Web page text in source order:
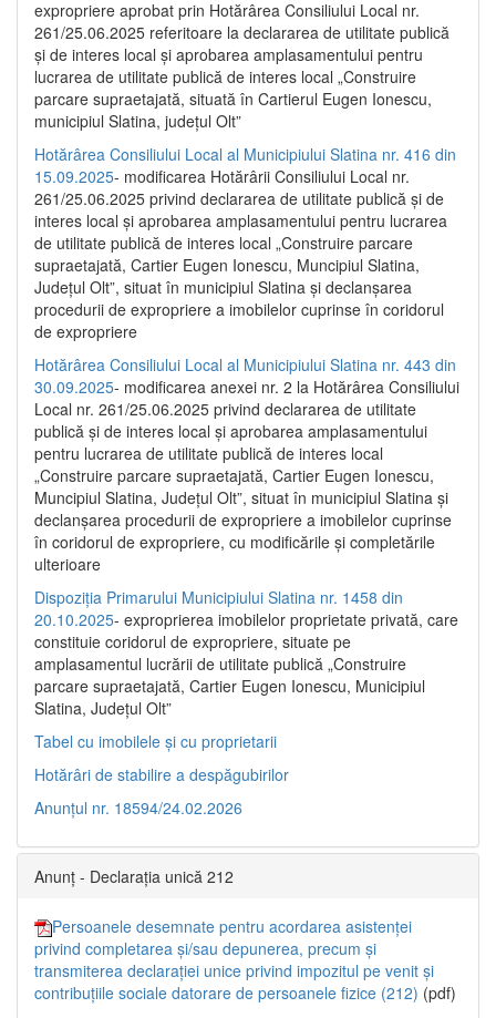
expropriere aprobat prin Hotărârea Consiliului Local nr.
261/25.06.2025 referitoare la declararea de utilitate publică
și de interes local și aprobarea amplasamentului pentru
lucrarea de utilitate publică de interes local „Construire
parcare supraetajată, situată în Cartierul Eugen Ionescu,
municipiul Slatina, județul Olt”
Hotărârea Consiliului Local al Municipiului Slatina nr. 416 din
15.09.2025- modificarea Hotărârii Consiliului Local nr.
261/25.06.2025 privind declararea de utilitate publică și de
interes local și aprobarea amplasamentului pentru lucrarea
de utilitate publică de interes local „Construire parcare
supraetajată, Cartier Eugen Ionescu, Muncipiul Slatina,
Județul Olt”, situat în municipiul Slatina și declanșarea
procedurii de expropriere a imobilelor cuprinse în coridorul
de expropriere
Hotărârea Consiliului Local al Municipiului Slatina nr. 443 din
30.09.2025- modificarea anexei nr. 2 la Hotărârea Consiliului
Local nr. 261/25.06.2025 privind declararea de utilitate
publică şi de interes local şi aprobarea amplasamentului
pentru lucrarea de utilitate publică de interes local
„Construire parcare supraetajată, Cartier Eugen Ionescu,
Muncipiul Slatina, Judeţul Olt”, situat în municipiul Slatina şi
declanşarea procedurii de expropriere a imobilelor cuprinse
în coridorul de expropriere, cu modificările şi completările
ulterioare
Dispoziția Primarului Municipiului Slatina nr. 1458 din
20.10.2025- exproprierea imobilelor proprietate privată, care
constituie coridorul de expropriere, situate pe
amplasamentul lucrării de utilitate publică „Construire
parcare supraetajată, Cartier Eugen Ionescu, Municipiul
Slatina, Județul Olt”
Tabel cu imobilele și cu proprietarii
Hotărâri de stabilire a despăgubirilor
Anunțul nr. 18594/24.02.2026
Anunț - Declarația unică 212
Persoanele desemnate pentru acordarea asistenței
privind completarea și/sau depunerea, precum și
transmiterea declarației unice privind impozitul pe venit și
contribuțiile sociale datorare de persoanele fizice (212) (pdf)